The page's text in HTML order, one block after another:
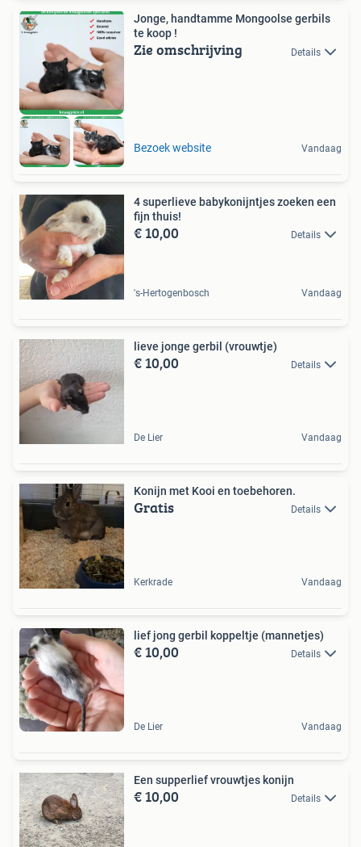
Jonge, handtamme Mongoolse gerbils
te koop !
Zie omschrijving Details
Bezoek website Vandaag
4 superlieve babykonijntjes zoeken een
fijn thuis!
€ 10,00 Details
's-Hertogenbosch Vandaag
lieve jonge gerbil (vrouwtje)
€ 10,00 Details
De Lier Vandaag
Konijn met Kooi en toebehoren.
Gratis Details
Kerkrade Vandaag
lief jong gerbil koppeltje (mannetjes)
€ 10,00 Details
De Lier Vandaag
Een supperlief vrouwtjes konijn
€ 10,00 Details